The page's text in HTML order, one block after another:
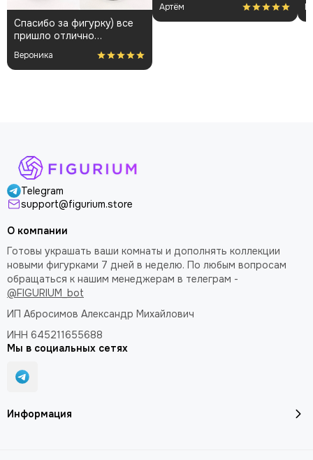
Спасибо за фигурку) все
пришло отлично
упакованным. Отдельная
благодарность за
покраску модели.
Вероника
Артём
Telegram
support@figurium.store
Информация
О компании
Готовы украшать ваши комнаты и дополнять коллекции
новыми фигурками 7 дней в неделю. По любым вопросам
обращаться к нашим менеджерам в телеграм -
@FIGURIUM_bot
ИП Абросимов Александр Михайлович
ИНН 645211655688
Мы в социальных сетях